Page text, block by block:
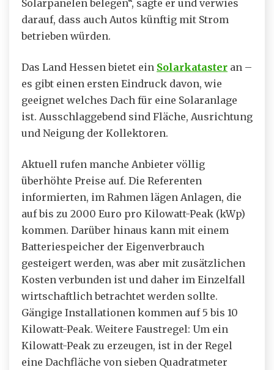
Solarpanelen belegen“, sagte er und verwies
darauf, dass auch Autos künftig mit Strom
betrieben würden.
Das Land Hessen bietet ein Solarkataster an –
es gibt einen ersten Eindruck davon, wie
geeignet welches Dach für eine Solaranlage
ist. Ausschlaggebend sind Fläche, Ausrichtung
und Neigung der Kollektoren.
Aktuell rufen manche Anbieter völlig
überhöhte Preise auf. Die Referenten
informierten, im Rahmen lägen Anlagen, die
auf bis zu 2000 Euro pro Kilowatt-Peak (kWp)
kommen. Darüber hinaus kann mit einem
Batteriespeicher der Eigenverbrauch
gesteigert werden, was aber mit zusätzlichen
Kosten verbunden ist und daher im Einzelfall
wirtschaftlich betrachtet werden sollte.
Gängige Installationen kommen auf 5 bis 10
Kilowatt-Peak. Weitere Faustregel: Um ein
Kilowatt-Peak zu erzeugen, ist in der Regel
eine Dachfläche von sieben Quadratmeter